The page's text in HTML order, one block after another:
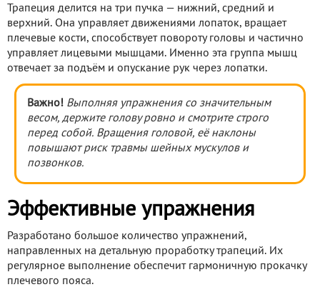
Трапеция делится на три пучка — нижний, средний и
верхний. Она управляет движениями лопаток, вращает
плечевые кости, способствует повороту головы и частично
управляет лицевыми мышцами. Именно эта группа мышц
отвечает за подъём и опускание рук через лопатки.
Важно! Выполняя упражнения со значительным
весом, держите голову ровно и смотрите строго
перед собой. Вращения головой, её наклоны
повышают риск травмы шейных мускулов и
позвонков.
Эффективные упражнения
Разработано большое количество упражнений,
направленных на детальную проработку трапеций. Их
регулярное выполнение обеспечит гармоничную прокачку
плечевого пояса.